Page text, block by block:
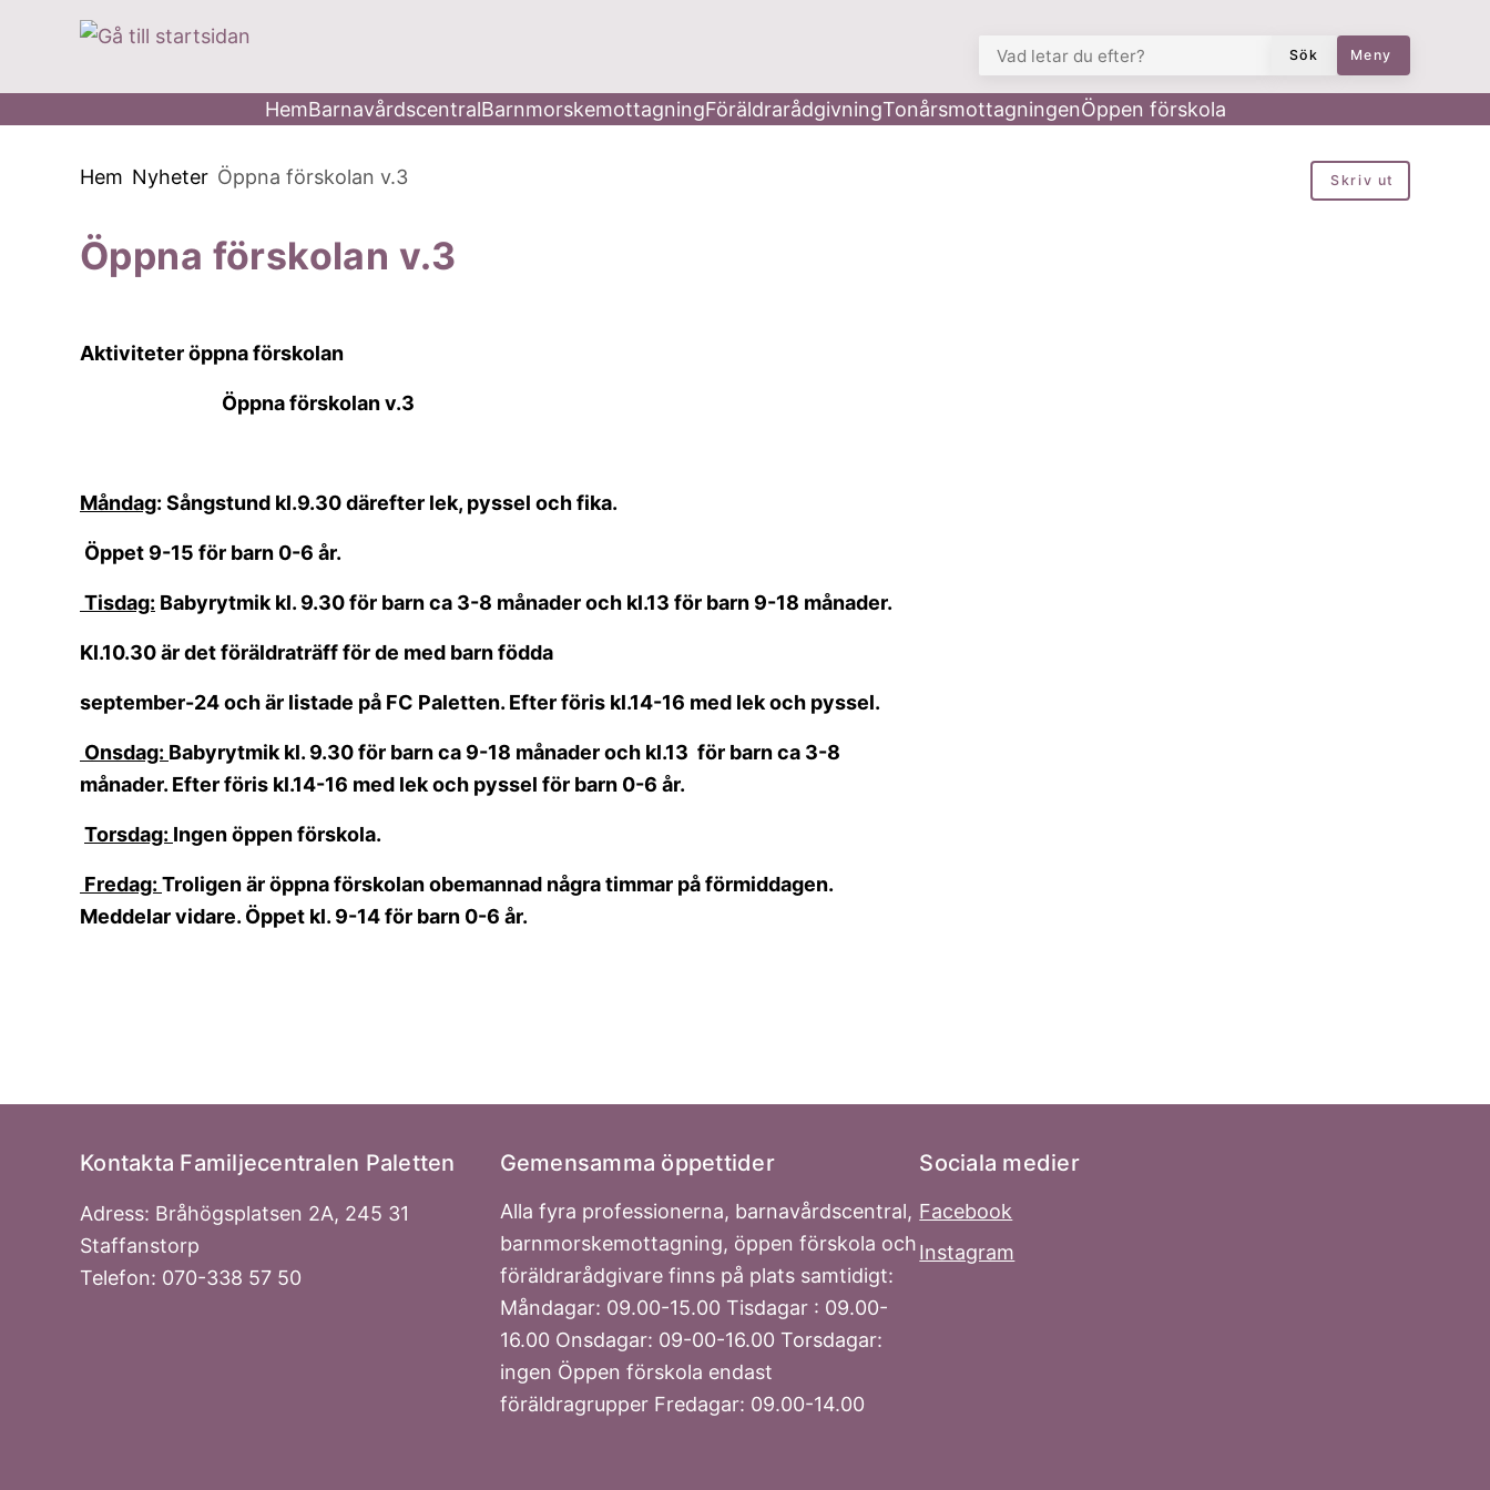
till innehåll
till huvudmeny
Sök
Meny
HemBarnavårdscentralBarnmorskemottagningFöräldrarådgivningTonårsmottagningenÖppen förskola
Du är här:
Hem Nyheter Öppna förskolan v.3 Skriv ut
Öppna förskolan v.3
Aktiviteter öppna förskolan
Öppna förskolan v.3
Måndag: Sångstund kl.9.30 därefter lek, pyssel och fika.
Öppet 9-15 för barn 0-6 år.
Tisdag: Babyrytmik kl. 9.30 för barn ca 3-8 månader och kl.13 för barn 9-18 månader.
Kl.10.30 är det föräldraträff för de med barn födda
september-24 och är listade på FC Paletten. Efter föris kl.14-16 med lek och pyssel.
Onsdag: Babyrytmik kl. 9.30 för barn ca 9-18 månader och kl.13 för barn ca 3-8
månader. Efter föris kl.14-16 med lek och pyssel för barn 0-6 år.
Torsdag: Ingen öppen förskola.
Fredag: Troligen är öppna förskolan obemannad några timmar på förmiddagen.
Meddelar vidare. Öppet kl. 9-14 för barn 0-6 år.
Kontakta Familjecentralen Paletten
Adress: Bråhögsplatsen 2A, 245 31
Staffanstorp
Telefon: 070-338 57 50
Gemensamma öppettider
Alla fyra professionerna, barnavårdscentral,
barnmorskemottagning, öppen förskola och
föräldrarådgivare finns på plats samtidigt:
Måndagar: 09.00-15.00 Tisdagar : 09.00-
16.00 Onsdagar: 09-00-16.00 Torsdagar:
ingen Öppen förskola endast
föräldragrupper Fredagar: 09.00-14.00
Sociala medier
Facebook
Instagram